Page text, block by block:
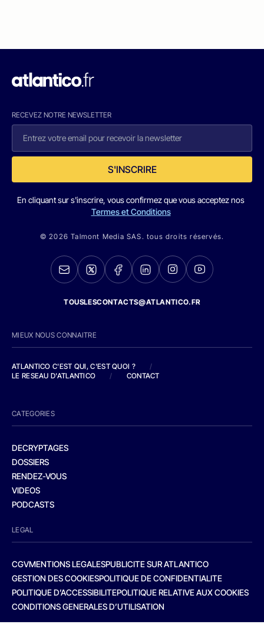
RECEVEZ NOTRE NEWSLETTER
S'INSCRIRE
En cliquant sur s'inscrire, vous confirmez que vous acceptez nos
Termes et Conditions
© 2026 Talmont Media SAS. tous droits réservés.
TOUSLESCONTACTS@ATLANTICO.FR
MIEUX NOUS CONNAITRE
ATLANTICO C'EST QUI, C'EST QUOI ?
/
LE RESEAU D'ATLANTICO
/ CONTACT
CATEGORIES
DECRYPTAGES
DOSSIERS
RENDEZ-VOUS
VIDEOS
PODCASTS
LEGAL
CGVMENTIONS LEGALESPUBLICITE SUR ATLANTICO
GESTION DES COOKIESPOLITIQUE DE CONFIDENTIALITE
POLITIQUE D’ACCESSIBILITEPOLITIQUE RELATIVE AUX COOKIES
CONDITIONS GENERALES D’UTILISATION